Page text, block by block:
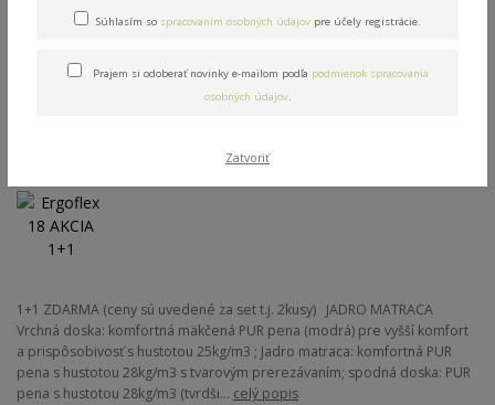
Ergoflex 18 AKCIA 1+1
Doprava ZADARMO
1+1 ZDARMA (ceny sú uvedené za set t.j. 2kusy) JADRO MATRACA
Vrchná doska: komfortná mäkčená PUR pena (modrá) pre vyšší komfort
a prispôsobivosť s hustotou 25kg/m3 ; Jadro matraca: komfortná PUR
pena s hustotou 28kg/m3 s tvarovým prerezávaním; spodná doska: PUR
pena s hustotou 28kg/m3 (tvrdši... celý popis
Súhlasím so spracovaním osobných údajov pre účely registrácie.
Prajem si odoberať novinky e-mailom podľa podmienok spracovania
osobných údajov.
Zatvoriť